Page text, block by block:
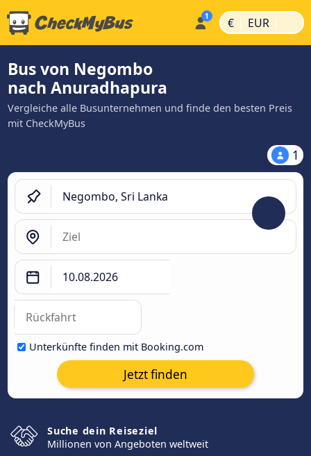
€ | EUR |
Bus von Negombo
nach Anuradhapura
Vergleiche alle Busunternehmen und finde den besten Preis
mit CheckMyBus
1
Unterkünfte finden mit Booking.com
Jetzt finden
Suche dein Reiseziel
Millionen von Angeboten weltweit